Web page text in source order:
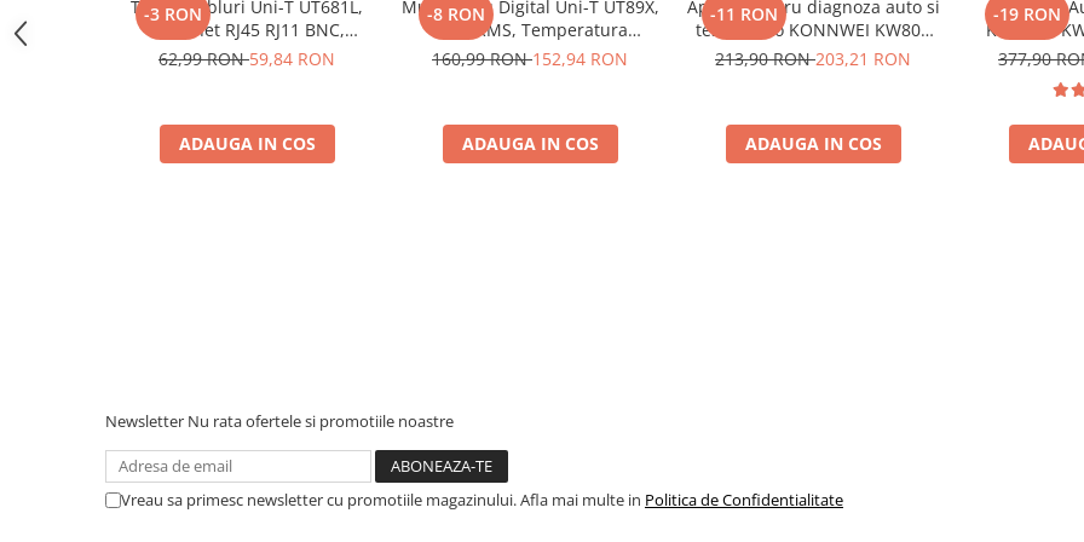
Accesorii
Invertoare Off-grid
Acumulatori Moto
-3 RON
Tester Cabluri Uni-T UT681L,
Ethernet RJ45 RJ11 BNC,
Continuitate, Scurtcircuit,
62,99 RON59,84 RON
ADAUGA IN COS
-8 RON
Multimetru Digital Uni-T UT89X,
True RMS, Temperatura
1000°C, Frecventa, NCV, CAT III
160,99 RON152,94 RON
ADAUGA IN COS
-11 RON
Aparat pentru diagnoza auto si
tester auto KONNWEI KW808
Toate Marcile Dupa 1996
213,90 RON203,21 RON
ADAUGA IN COS
-19 RON
Diagnoza
Konnwei
Tester Auto
Diagnostic
SRS
377,90
Newsletter Nu rata ofertele si promotiile noastre
Vreau sa primesc newsletter cu promotiile magazinului. Afla mai multe in Politica de Confidentialitate